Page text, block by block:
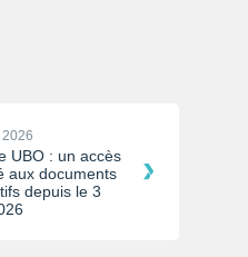
UBO : un accès
aux documents
depuis le 3